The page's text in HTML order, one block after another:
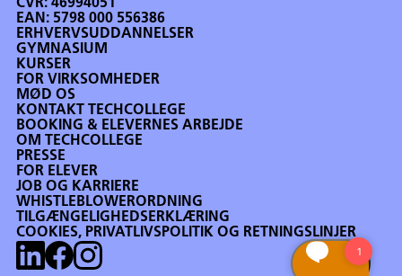
CVR: 46994051
EAN: 5798 000 556386
ERHVERVSUDDANNELSER
GYMNASIUM
KURSER
FOR VIRKSOMHEDER
MØD OS
KONTAKT TECHCOLLEGE
BOOKING & ELEVERNES ARBEJDE
OM TECHCOLLEGE
PRESSE
FOR ELEVER
JOB OG KARRIERE
WHISTLEBLOWERORDNING
TILGÆNGELIGHEDSERKLÆRING
COOKIES, PRIVATLIVSPOLITIK OG RETNINGSLINJER